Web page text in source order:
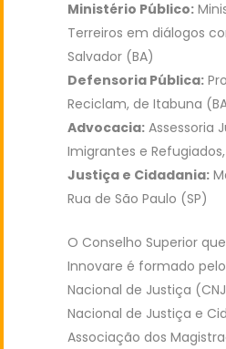
Ministério Público:
Terreiros em diálogos
Salvador (BA)
Defensoria Pública:
Reciclam, de Itabuna
Advocacia: Assessoria
Imigrantes e
Justiça e Cidadania:
Rua de São Paulo (SP)
O Conselho Superior
Innovare é formado
Nacional de Justiça
Nacional de Justiça e
Associação dos